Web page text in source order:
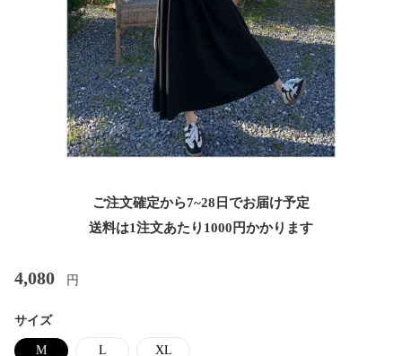
ご注文確定から7~28日でお届け予定
送料は1注文あたり 1000 円かかります
4,080 円
サイズ
M L XL